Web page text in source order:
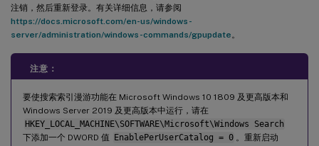
注销，然后重新登录。有关详细信息，请参阅
https://docs.microsoft.com/en-us/windows-
server/administration/windows-commands/gpupdate 。
注意：
要使搜索索引漫游功能在 Microsoft Windows 10 1809 及更高版本和
Windows Server 2019 及更高版本中运行，请在
HKEY_LOCAL_MACHINE\SOFTWARE\Microsoft\Windows Search
下添加一个 DWORD 值 EnablePerUserCatalog = 0 。重新启动